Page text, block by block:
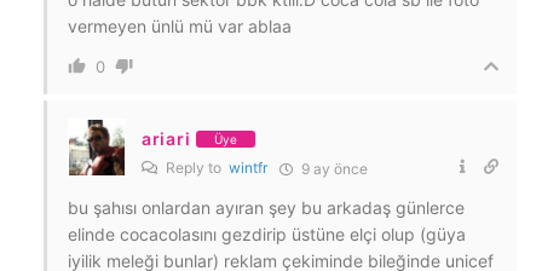
vermeyen ünlü mü var ablaa
0
ariari Üye
Reply to wintfr 9 ay önce
bu şahısı onlardan ayıran şey bu arkadaş günlerce
elinde cocacolasını gezdirip üstüne elçi olup (güya
iyilik meleği bunlar) reklam çekiminde bileğinde unicef